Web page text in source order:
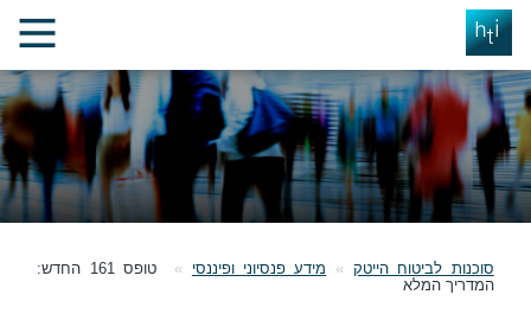
סוכנות לביטוח הייטק מידע פנסיוני ופיננסי
טופס 161 החדש:
המדריך המלא